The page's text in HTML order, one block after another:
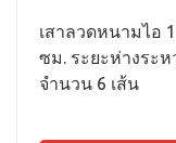
เสาลวดหนามไอ
ซม. ระยะห่างระห
จำนวน 6 เส้น